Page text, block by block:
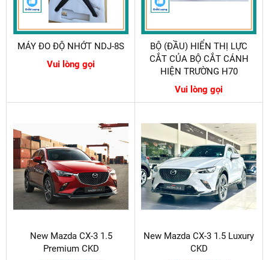
MÁY ĐO ĐỘ NHỚT NDJ-8S
Vui lòng gọi
BỘ (ĐẦU) HIỂN THỊ LỰC
CẮT CỦA BỘ CẮT CÁNH
HIỆN TRƯỜNG H70
Vui lòng gọi
New Mazda CX-3 1.5
Premium CKD
New Mazda CX-3 1.5 Luxury
CKD